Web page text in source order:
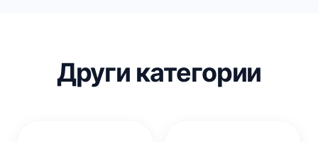
Други категории